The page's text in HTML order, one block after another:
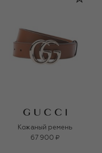
Кожаный ремень
67 900 ₽